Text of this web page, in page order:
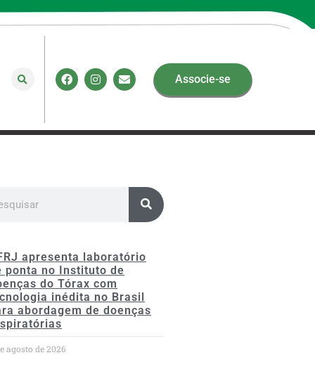
Associe-se
apresenta laboratório
ponta no Instituto de
do Tórax com
inédita no Brasil
abordagem de doenças
agosto de 2026